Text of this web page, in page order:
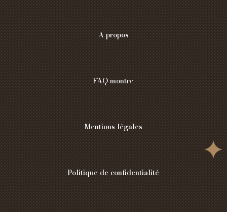
A propos
FAQ montre
Mentions légales
Politique de confidentialité